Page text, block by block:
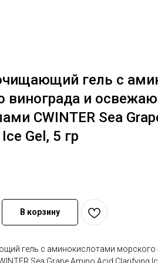
гель с
винограда и
CWINTER Sea
Gel, 5 гр
В корзину
гель с аминокислотами